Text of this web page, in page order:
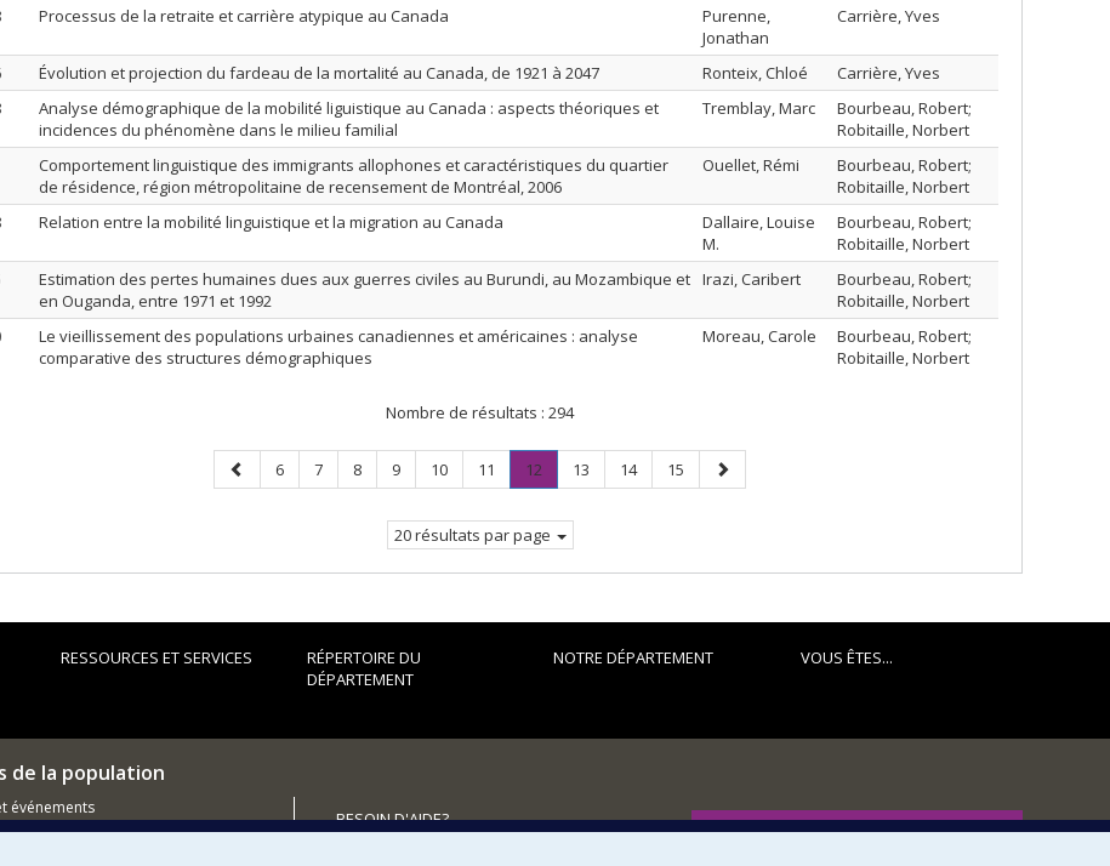
Processus de la retraite et carrière atypique au Canada
Purenne,
Jonathan
Carrière, Yves
Évolution et projection du fardeau de la mortalité au Canada, de 1921 à 2047 Ronteix, Chloé
Carrière, Yves
Analyse démographique de la mobilité liguistique au Canada : aspects théoriques et
incidences du phénomène dans le milieu familial
Tremblay, Marc
Bourbeau, Robert;
Robitaille, Norbert
Comportement linguistique des immigrants allophones et caractéristiques du quartier
de résidence, région métropolitaine de recensement de Montréal, 2006
Ouellet, Rémi
Bourbeau, Robert;
Robitaille, Norbert
Relation entre la mobilité linguistique et la migration au Canada
Dallaire, Louise
M.
Bourbeau, Robert;
Robitaille, Norbert
Estimation des pertes humaines dues aux guerres civiles au Burundi, au Mozambique et
en Ouganda, entre 1971 et 1992
Irazi, Caribert
Bourbeau, Robert;
Robitaille, Norbert
Le vieillissement des populations urbaines canadiennes et américaines : analyse
comparative des structures démographiques
Moreau, Carole
Bourbeau, Robert;
Robitaille, Norbert
Nombre de résultats : 294
Page
précédente
Page
6 Page
7 Page
8 Page
9 Page
10 Page
11 Page
12
Page
Page
13 Page
14 Page
15
Page
suivante
20 résultats par page
RESSOURCES ET SERVICES
RÉPERTOIRE DU
DÉPARTEMENT
NOTRE DÉPARTEMENT VOUS ÊTES...
de la population
événements
BESOIN D'AIDE?
FACULTÉ DES ARTS ET DES SCIENCES